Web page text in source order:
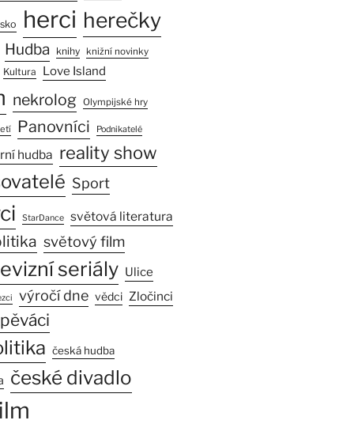
herci herečky
Hudba knihy knižní novinky
Kultura Love Island
nekrolog Olympijské hry
Panovníci Podnikatelé
hudba reality show
Sport
StarDance světová literatura
světový film
seriály Ulice
výročí dne vědci Zločinci
česká hudba
české divadlo